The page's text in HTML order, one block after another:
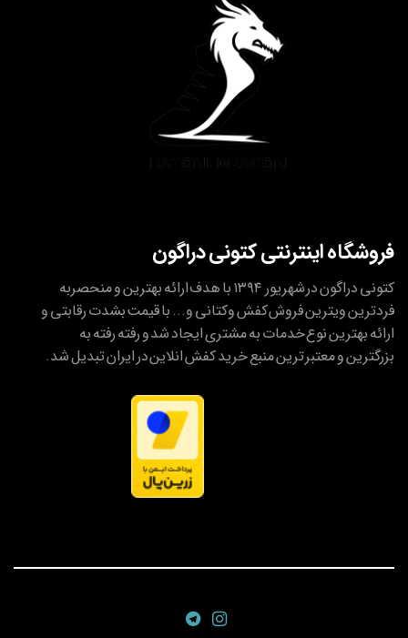
فروشگاه اینترنتی کتونی دراگون
کتونی دراگون در شهریور ۱۳۹۴ با هدف ارائه بهترین و منحصربه
فردترین ویترین فروش کفش وکتانی و... با قیمت بشدت رقابتی و
ارائه بهترین نوع خدمات به مشتری ایجاد شد و رفته رفته به
بزرگترین و معتبر ترین منبع خرید کفش انلاین در ایران تبدیل شد.